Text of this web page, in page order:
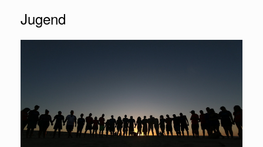
Jugend